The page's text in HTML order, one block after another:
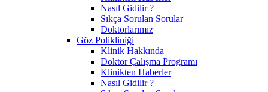
Nasıl Gidilir ?
Sıkça Sorulan Sorular
Doktorlarımız
Göz Polikliniği
Klinik Hakkında
Doktor Çalışma Programı
Klinikten Haberler
Nasıl Gidilir ?